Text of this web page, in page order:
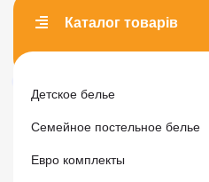
Каталог товарів
Детское белье
Семейное постельное белье
Евро комплекты